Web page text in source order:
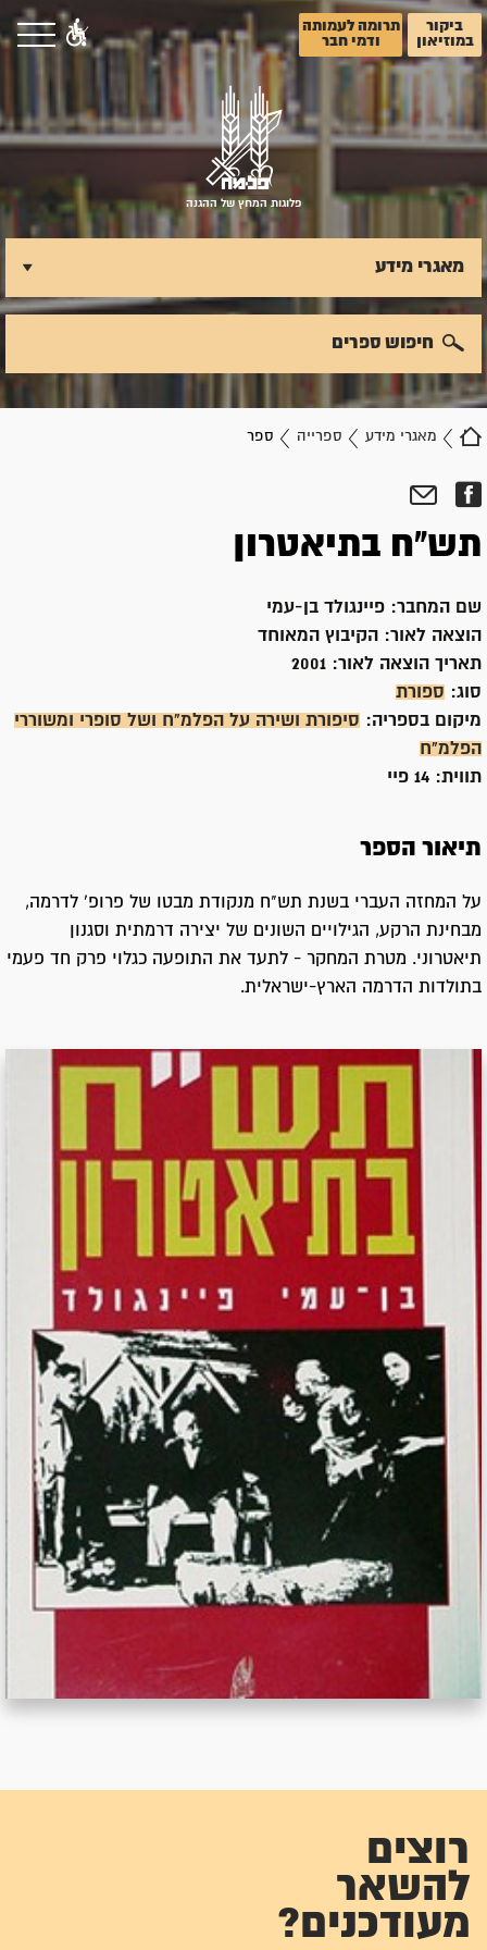
ביקור
במוזיאון
תרומה לעמותה
ודמי חבר
פלוגות המחץ של ההגנה
מאגרי מידע ספרייה ספר
מאגרי מידע
חיפוש ספרים
תש"ח בתיאטרון
שם המחבר: פיינגולד בן-עמי
הוצאה לאור:
הקיבוץ המאוחד
תאריך הוצאה לאור:
סוג: ספורת
מיקום בספריה: סיפורת ושירה על הפלמ"ח ושל סופרי ומשוררי
הפלמ"ח
תווית: 14 פיי
תיאור הספר
על המחזה העברי בשנת תש"ח מנקודת מבטו של פרופ' לדרמה,
מבחינת הרקע, הגילויים השונים של יצירה דרמתית וסגנון
תיאטרוני. מטרת המחקר - לתעד את התופעה כגלוי פרק חד פעמי
בתולדות הדרמה הארץ-ישראלית.
רוצים
להשאר
מעודכנים?